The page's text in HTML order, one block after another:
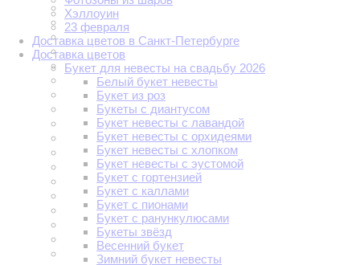
Хэллоуин
23 февраля
Доставка цветов в Санкт-Петербурге
Доставка цветов
Букет для невесты на свадьбу 2026
Белый букет невесты
Букет из роз
Букеты с диантусом
Букет невесты с лавандой
Букет невесты с орхидеями
Букет невесты с хлопком
Букет невесты с эустомой
Букет с гортензией
Букет с каллами
Букет с пионами
Букет с ранункулюсами
Букеты звёзд
Весенний букет
Зимний букет невесты